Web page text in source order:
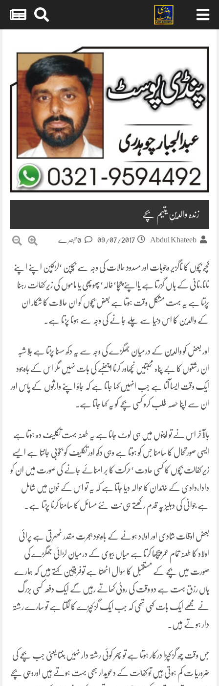
content
زندہ والدین یتیم بچے
Abdul Khateeb
09/07/2017
کچھ بچوں کا ناگزیر وجوہات اور مسدود حالات کی وجہ سے بچپن ‘لڑکپن اپنے اپنے
نانا،نانی کے ہاں گزرتا ہے یااپنے چچا‘خالہ‘پھوپھی یا ماموں کی زیر کفالت رہنا
پڑتا ہے یہ بہت مشکل وقت ہوتا ہے بعض بچوں کو ان حالات کا شکار ان
کے والدین کا اس دنیا سے چلے جانے کی وجہ سے ہونا پڑتا ہے.
اور بعض کو والدین کے درمیان جھگڑے کی وجہ سے یہ دکھ سہنا پڑتا ہے بلاشبہ
ان رشتوں کا بے پناہ محبتیں نچھاور کرنا اچھنبے کی بات نہیں مگر اس کے باوجود
ایک وقت ایسا آتا ہے جب انہیں کہا جاتا ہے کہ جاؤ اپنے وارثوں کے پاس اور
ان سے اپنا حصہ طلب کرو کسی بچے کو یہ کہا جاتا ہے.
بالآخر اس نے تو اپنوں میں ہی لوٹ جانا ہے یہ طعنہ بہت تکلیف دہ ہوتا ہے
ایسی صورتحال کا سامنا جس کو ہوتا ہے وہی دکھ اور تکلیف کو بخوبی جانتا ہے ایسے
زیر کفالت بچوں کا کسی عادت ‘حرکت کا بر امنائے جانے کی صورت میں ان کو
دادا،دادی کے خاندان کا حوالہ دیا جاتا ہے کہ یہ تو اس کے خون میں شامل
ہے جوانی کی دہلیز پہ قدم رکھتے ہی نت نئے مسائل کا سامنا کرنا پڑتا ہے.
بعض اوقات شادی اور اولاد ہونے کے باوجود ہجرت مقدر ٹھہرتی ہے پرائی
اولاد کا طعنہ تمام عمر پیچھا کرتا ہے میاں بیوی کے درمیان لڑائی جھگڑے کی
صورت میں بچے کے مستقبل کا سوال اٹھتا ہے توفریقین کہتے ہیں کہ ہمارے
ہاں رزق بہت ہے دو وقت کی روٹی کھاتے رہیں گے ایک دفعہ کسی بزرگ
نے مجھے ایک بات کہی تھی کہ جب ایک گز کپڑے کا لگتا ہے تو سارے رشتہ
دار ہوتے ہیں.
جس وقت چھ گز کپڑا درکار ہوتا ہے تو پھر کوئی رشتہ دار نہیں بنتا یعنی جب بچے کی
ضروریا ت کم ہوتی ہیں تو کفالت کے دعویدار بھی بہت ہوتے ہیں اوروہی بچے